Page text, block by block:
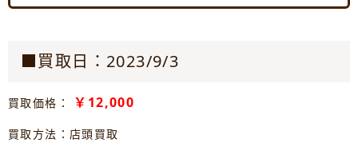
■買取日：2023/9/3
買取価格： ￥12,000
買取方法：店頭買取